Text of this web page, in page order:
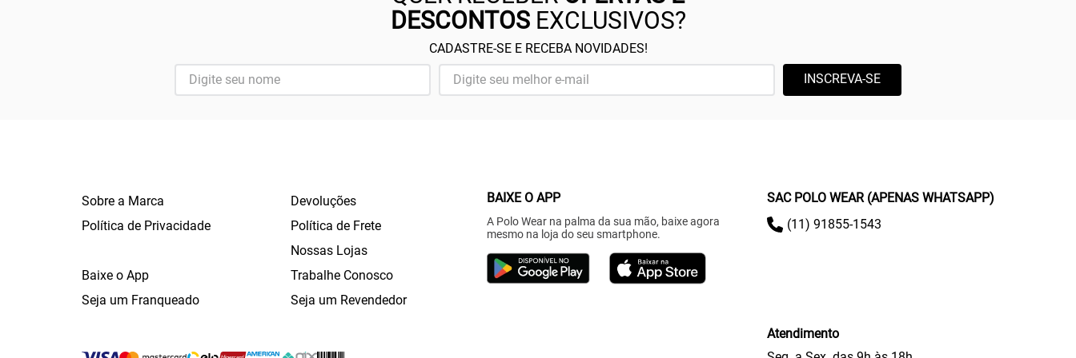
DESCONTOSEXCLUSIVOS?
CADASTRE-SE E RECEBA NOVIDADES!
INSCREVA-SE
Sobre a Marca
Devoluções
Política de Privacidade
Política de Frete
Nossas Lojas
Baixe o App
Trabalhe Conosco
Seja um Franqueado
Seja um Revendedor
BAIXE O APP
A Polo Wear na palma da sua mão, baixe agora
mesmo na loja do seu smartphone.
SAC POLO WEAR (APENAS WHATSAPP)
(11) 91855-1543
Atendimento